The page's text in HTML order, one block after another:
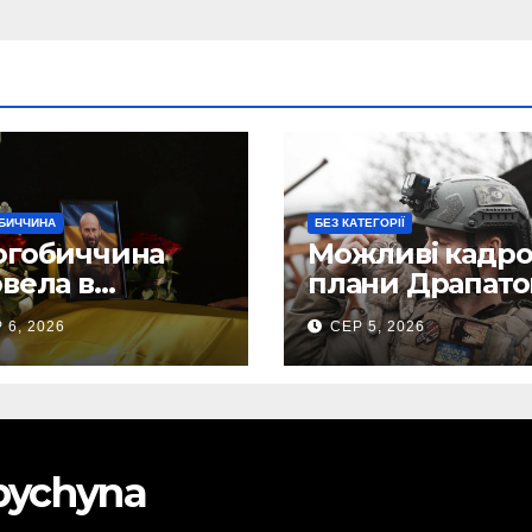
в
земну
свого
– Олега
6, 2026
БЕЗ КАТЕГОРІЇ
Можливі
плани
Маркусу
пророкують
важливу
СЕР 5, 2026